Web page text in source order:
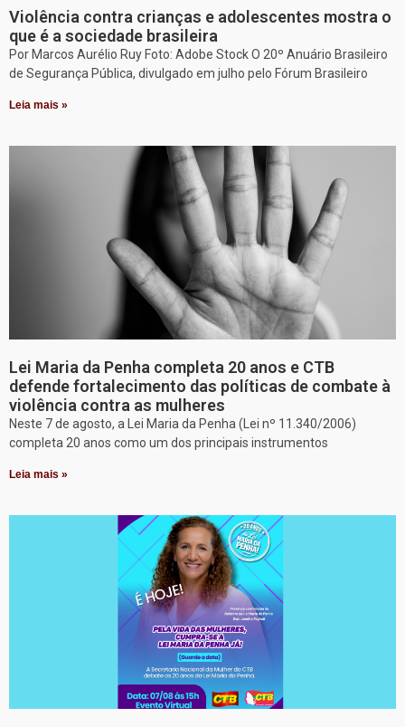
Violência contra crianças e adolescentes mostra o
que é a sociedade brasileira
Por Marcos Aurélio Ruy Foto: Adobe Stock O 20º Anuário Brasileiro
de Segurança Pública, divulgado em julho pelo Fórum Brasileiro
Leia mais »
Lei Maria da Penha completa 20 anos e CTB
defende fortalecimento das políticas de combate à
violência contra as mulheres
Neste 7 de agosto, a Lei Maria da Penha (Lei nº 11.340/2006)
completa 20 anos como um dos principais instrumentos
Leia mais »